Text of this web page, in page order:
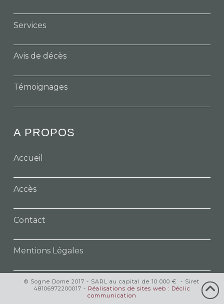
Services
Avis de décès
Témoignages
A PROPOS
Accueil
Accès
Contact
Mentions Légales
© Sogne Dome 2017 - SARL au capital de 10 000 € - Siret
48106972200017 - Réalisations de sites web : Déclic
communication